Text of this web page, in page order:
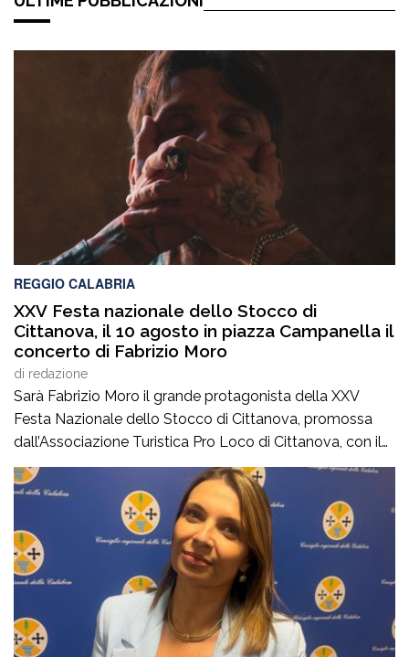
REGGIO CALABRIA
XXV Festa nazionale dello Stocco di
Cittanova, il 10 agosto in piazza Campanella il
concerto di Fabrizio Moro
di redazione
Sarà Fabrizio Moro il grande protagonista della XXV
Festa Nazionale dello Stocco di Cittanova, promossa
dall’Associazione Turistica Pro Loco di Cittanova, con il
patrocinio e il contributo del Comune.Il concerto, in
programma lunedì 10 agosto in piazza Tommaso
Campanella, rappresenta uno degli appuntamenti clou
della manifestazione, che da venticinque edizioni unisce
tradizione gastronomica e musica […]